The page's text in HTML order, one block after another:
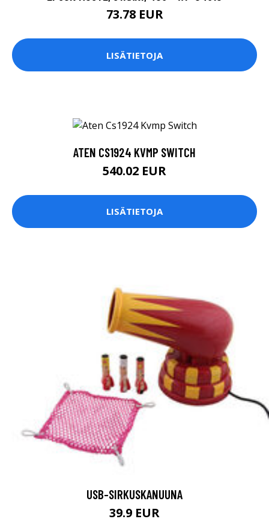
73.78 EUR
LISÄTIETOJA
ATEN CS1924 KVMP SWITCH
540.02 EUR
LISÄTIETOJA
USB-SIRKUSKANUUNA
39.9 EUR